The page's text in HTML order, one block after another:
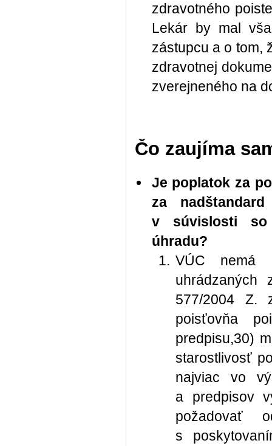
zdravotného
Lekár by mal
zástupcu a o tom,
zdravotnej
zverejneného na
Čo zaujíma
Je poplatok za
za
v súvislosti so
úhradu?
VÚC nemá
577/2004 Z.
poisťovňa
predpisu,30)
starostlivosť
najviac vo
a predpisov
požadovať
s